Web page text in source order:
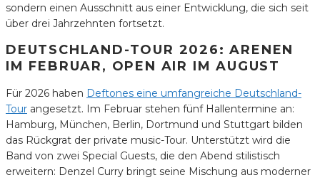
sondern einen Ausschnitt aus einer Entwicklung, die sich seit
über drei Jahrzehnten fortsetzt.
DEUTSCHLAND-TOUR 2026: ARENEN
IM FEBRUAR, OPEN AIR IM AUGUST
Für 2026 haben Deftones eine umfangreiche Deutschland-
Tour angesetzt. Im Februar stehen fünf Hallentermine an:
Hamburg, München, Berlin, Dortmund und Stuttgart bilden
das Rückgrat der private music-Tour. Unterstützt wird die
Band von zwei Special Guests, die den Abend stilistisch
erweitern: Denzel Curry bringt seine Mischung aus moderner